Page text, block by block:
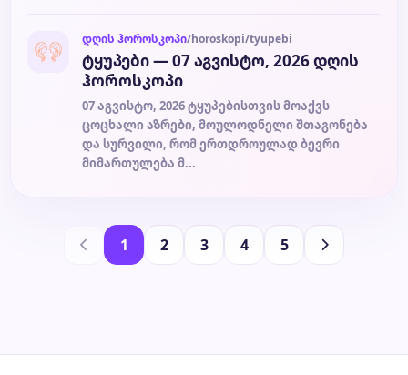
დღის ჰოროსკოპი/horoskopi/tyupebi
ტყუპები — 07 აგვისტო, 2026 დღის
ჰოროსკოპი
07 აგვისტო, 2026 ტყუპებისთვის მოაქვს
ცოცხალი აზრები, მოულოდნელი შთაგონება
და სურვილი, რომ ერთდროულად ბევრი
მიმართულება მ...
1 2 3 4 5